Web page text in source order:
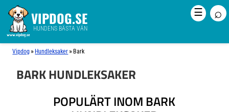
VIPDOG.SE
HUNDENS BÄSTA VÄN
☰ ⌕
Vipdog » Hundleksaker » Bark
BARK HUNDLEKSAKER
POPULÄRT INOM BARK